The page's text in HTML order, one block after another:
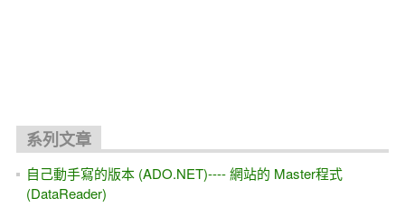
系列文章
自己動手寫的版本 (ADO.NET)---- 網站的 Master程式
(DataReader)